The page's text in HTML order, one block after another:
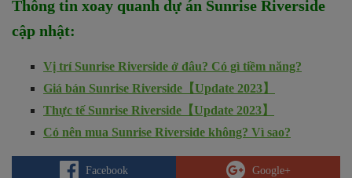
Thông tin xoay quanh dự án Sunrise Riverside
cập nhật:
Vị trí Sunrise Riverside ở đâu? Có gì tiềm năng?
Giá bán Sunrise Riverside【Update 2023】
Thực tế Sunrise Riverside【Update 2023】
Có nên mua Sunrise Riverside không? Vì sao?
Facebook Google+